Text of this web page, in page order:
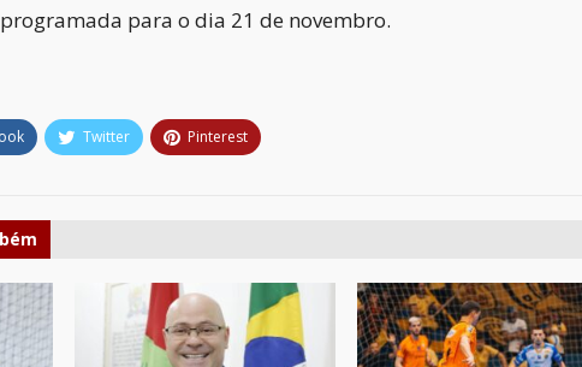
para o dia 21 de novembro.
Twitter Pinterest